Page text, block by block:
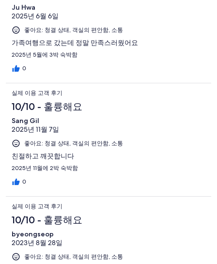
Ju Hwa
2025년 6월 6일
좋아요: 청결 상태, 객실의 편안함, 소통
가족여행으로 갔는데 정말 만족스러웠어요
2025년 5월에 3박 숙박함
0
실제 이용 고객 후기
10/10 - 훌륭해요
Sang Gil
2025년 11월 7일
좋아요: 청결 상태, 객실의 편안함, 소통
친절하고 깨끗합니다
2025년 11월에 2박 숙박함
0
실제 이용 고객 후기
10/10 - 훌륭해요
byeongseop
2023년 8월 28일
좋아요: 청결 상태, 객실의 편안함, 소통